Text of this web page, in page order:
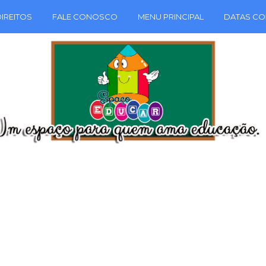
FALE CONOSCO MENU PRINCIPAL DATAS